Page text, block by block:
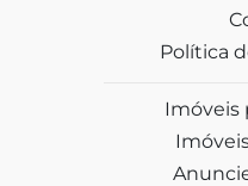
Política
Imóveis